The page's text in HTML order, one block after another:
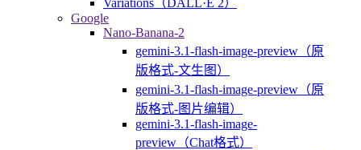
Google
Nano-Banana-2
gemini-3.1-flash-image-preview（原
版格式-文生图）
gemini-3.1-flash-image-preview（原
版格式-图片编辑）
gemini-3.1-flash-image-
preview（Chat格式）